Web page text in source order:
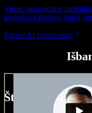
Vienu paspaudimu
priderins kalbėtojo balsą,
Žiūrėti AI dubliavimą
Štai ką galite